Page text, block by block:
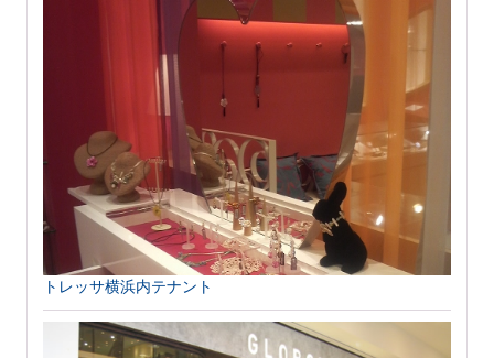
トレッサ横浜内テナント